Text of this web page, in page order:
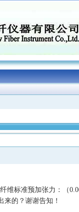
维标准预加张力：（
来的？谢谢告知！